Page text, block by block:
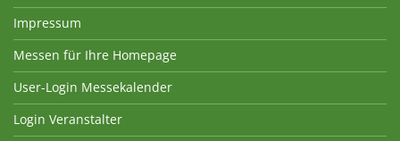
Impressum
Messen für Ihre Homepage
User-Login Messekalender
Login Veranstalter